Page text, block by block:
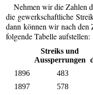
Nehmen wir die Zahlen
die gewerkschaftliche
dann können wir nach den
folgende Tabelle aufstellen:
Streiks und
Aussperrungen
1896
483
1897
578